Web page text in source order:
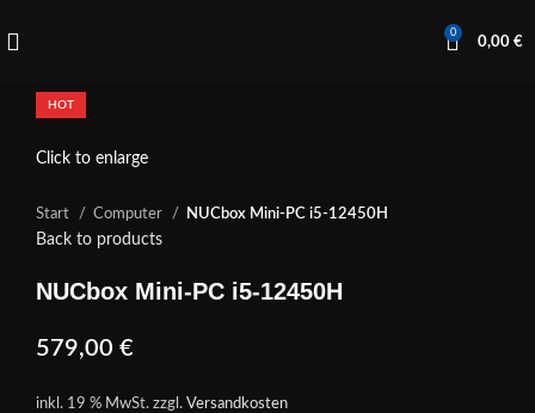
0
0,00 €
HOT
Click to enlarge
Start Computer
NUCbox Mini-PC i5-12450H
Back to products
NUCbox Mini-PC i5-12450H
579,00 €
inkl. 19 % MwSt. zzgl. Versandkosten